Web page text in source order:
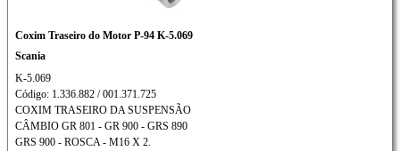
Coxim Traseiro do Motor P-94 K-5.069
Scania
K-5.069
Código: 1.336.882 / 001.371.725
COXIM TRASEIRO DA SUSPENSÃO
CÂMBIO GR 801 - GR 900 - GRS 890
GRS 900 - ROSCA - M16 X 2.